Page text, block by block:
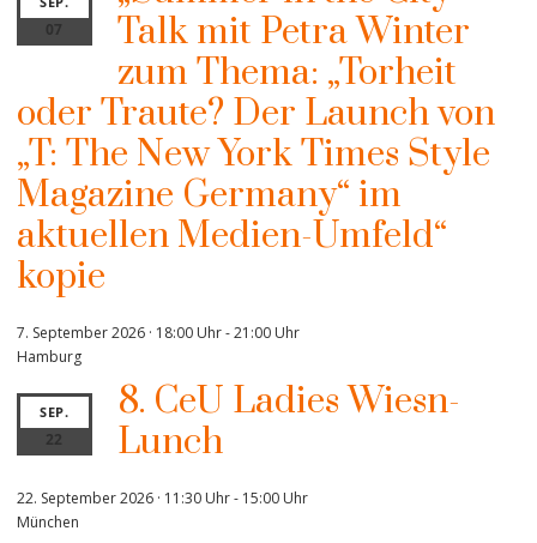
07
Talk mit Petra Winter
zum Thema: „Torheit
oder Traute? Der Launch von
„T: The New York Times Style
Magazine Germany“ im
aktuellen Medien-Umfeld“
kopie
7. September 2026 · 18:00 Uhr-21:00 Uhr
Hamburg
SEP.
22
8. CeU Ladies Wiesn-
Lunch
22. September 2026 · 11:30 Uhr- 15:00 Uhr
München